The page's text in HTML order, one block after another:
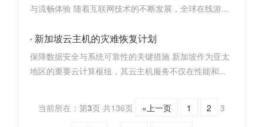
与流畅体验 随着互联网技术的不断发展，全球在线游...
新加坡云主机的灾难恢复计划
保障数据安全与系统可靠性的关键措施 新加坡作为亚太
地区的重要云计算枢纽，其云主机服务不仅在性能和...
当前所在：第3页 共136页 «上一页 1 2
3